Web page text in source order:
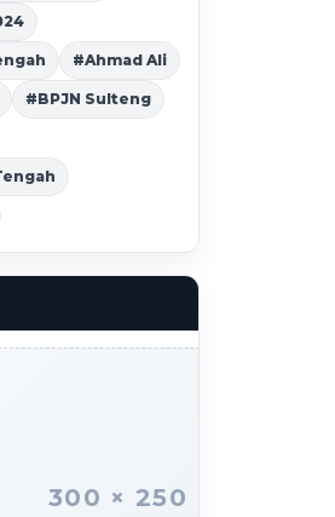
#Ahmad Ali
#BPJN Sulteng
300 × 250